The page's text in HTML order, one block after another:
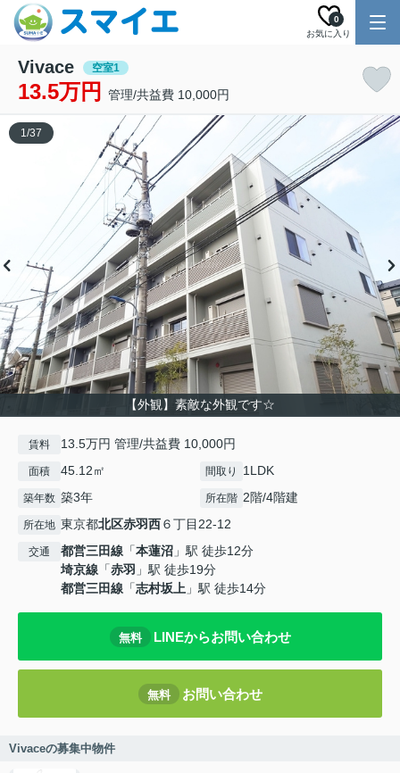
お気に入り
0
Vivace 空室1
13.5万円 管理/共益費 10,000円
【外観】素敵な外観です☆
1/37
賃料 13.5万円 管理/共益費 10,000円
面積 45.12㎡ 間取り 1LDK
築年数 築3年 所在階 2階/4階建
所在地 東京都北区赤羽西６丁目22-12
交通 都営三田線 「本蓮沼 」駅 徒歩12分
埼京線 「赤羽 」駅 徒歩19分
都営三田線 「志村坂上 」駅 徒歩14分
無料 LINEからお問い合わせ
無料 お問い合わせ
Vivaceの募集中物件